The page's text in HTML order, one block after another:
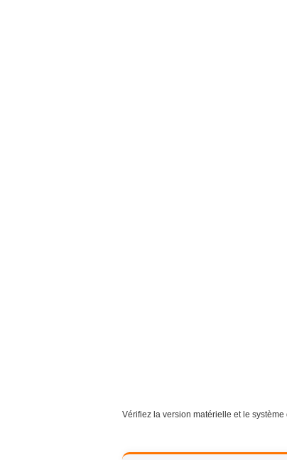
Vérifiez la version matérielle et le